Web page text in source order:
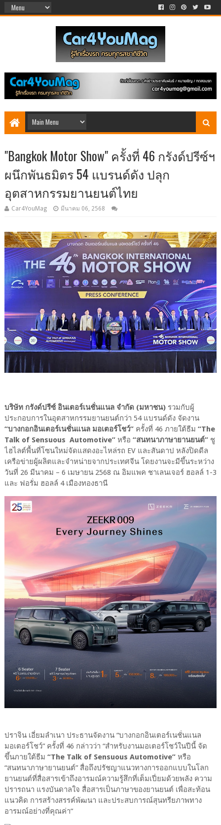
"Bangkok Motor Show" ครั้งที่ 46 กรังด์ปรีซ์ฯ
ผนึกพันธมิตร 54 แบรนด์ดัง ปลุก
อุตสาหกรรมยานยนต์ไทย
Car4YouMag มีนาคม 06, 2568
บริษัท กรังด์ปรีซ์ อินเตอร์เนชั่นแนล จำกัด (มหาชน)รวมกับผู้
ประกอบการในอุตสาหกรรมยานยนต์กว่า 54 แบรนด์ดัง จัดงาน
“บางกอกอินเตอร์เนชั่นแนล มอเตอร์โชว์”ครั้งที่ 46 ภายใต้ธีม “The
Talk of Sensuous Automotive”หรือ “สนทนาภาษายานยนต์”ชู
ไฮไลต์พื้นที่โซนใหม่จัดแสดงอะไหล่รถ EV และสันดาป หลังปิดดีล
เครือข่ายผู้ผลิตและจำหน่ายจากประเทศจีน โดยงานจะมีขึ้นระหว่าง
วันที่ 26 มีนาคม – 6 เมษายน 2568 ณ อิมแพค ชาเลนเจอร์ ฮอลล์ 1-3
และ ฟอรั่ม ฮอลล์ 4 เมืองทองธานี
ปราจิน เอี่ยมลำเนา ประธานจัดงาน “บางกอกอินเตอร์เนชั่นแนล
มอเตอร์โชว์” ครั้งที่ 46 กล่าวว่า “สำหรับงานมอเตอร์โชว์ในปีนี้ จัด
ขึ้นภายใต้ธีม “The Talk of Sensuous Automotive”หรือ
“สนทนาภาษายานยนต์” สื่อถึงปรัชญาแนวทางการออกแบบในโลก
ยานยนต์ที่สื่อสารเข้าถึงอารมณ์ความรู้สึกที่เต็มเปี่ยมด้วยพลัง ความ
ปรารถนา แรงบันดาลใจ สื่อสารเป็นภาษาของยานยนต์ เพื่อสะท้อน
แนวคิด การสร้างสรรค์พัฒนา และประสบการณ์สุนทรียภาพทาง
อารมณ์อย่างที่คุณค่า”